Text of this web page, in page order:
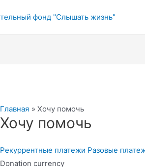
Главная Хочу помочь
Хочу помочь
Рекуррентные платежи Разовые
Donation currency